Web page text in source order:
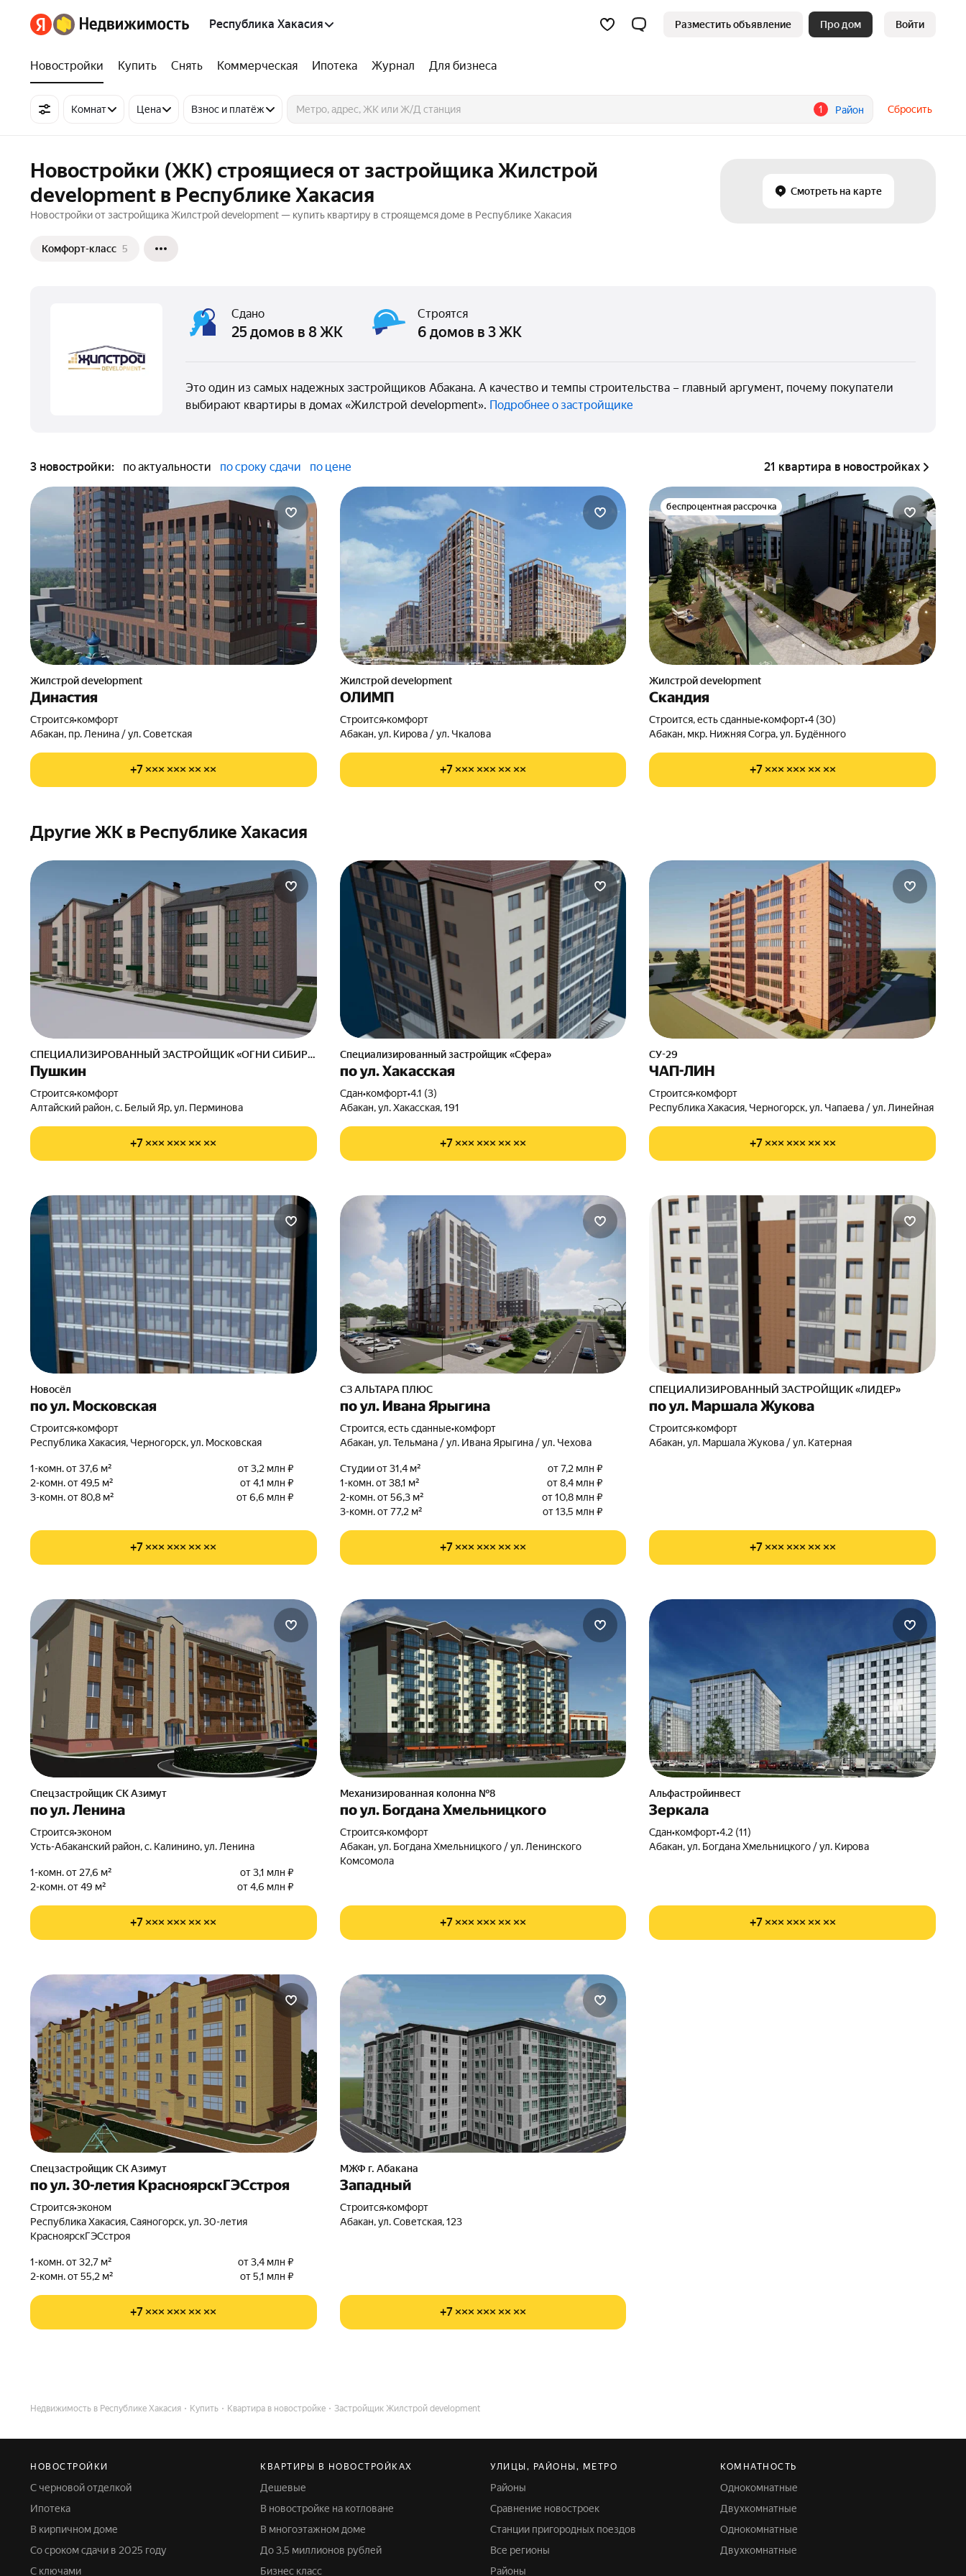
Республика Хакасия Разместить объявление Про дом Войти
Новостройки Купить Снять Коммерческая Ипотека Журнал Для бизнеса
Комнат Цена Взнос и платёж 1 Район Сбросить
Новостройки (ЖК) строящиеся от застройщика Жилстрой
development в Республике Хакасия
Новостройки от застройщика Жилстрой development — купить квартиру в строящемся доме в Республике Хакасия
Комфорт-класс 5
Смотреть на карте
Сдано
25 домов в 8 ЖК
Строятся
6 домов в 3 ЖК
Это один из самых надежных застройщиков Абакана. А качество и темпы строительства – главный аргумент, почему покупатели
выбирают квартиры в домах «Жилстрой development». Подробнее о застройщике
3 новостройки: по актуальности по сроку сдачи по цене 21 квартира в новостройках
Жилстрой development
Династия
Строится•комфорт
Абакан, пр. Ленина / ул. Советская
+7 ××× ××× ×× ××
Жилстрой development
ОЛИМП
Строится•комфорт
Абакан, ул. Кирова / ул. Чкалова
+7 ××× ××× ×× ××
беспроцентная рассрочка
Жилстрой development
Скандия
Строится, есть сданные•комфорт•4 (30)
Абакан, мкр. Нижняя Согра, ул. Будённого
+7 ××× ××× ×× ××
Другие ЖК в Республике Хакасия
СПЕЦИАЛИЗИРОВАННЫЙ ЗАСТРОЙЩИК «ОГНИ СИБИРИ»
Пушкин
Строится•комфорт
Алтайский район, с. Белый Яр, ул. Перминова
+7 ××× ××× ×× ××
Специализированный застройщик «Сфера»
по ул. Хакасская
Сдан•комфорт•4.1 (3)
Абакан, ул. Хакасская, 191
+7 ××× ××× ×× ××
СУ-29
ЧАП-ЛИН
Строится•комфорт
Республика Хакасия, Черногорск, ул. Чапаева / ул. Линейная
+7 ××× ××× ×× ××
Новосёл
по ул. Московская
Строится•комфорт
Республика Хакасия, Черногорск, ул. Московская
1-комн. от 37,6 м²
от 3,2 млн ₽
2-комн. от 49,5 м²
от 4,1 млн ₽
3-комн. от 80,8 м²
от 6,6 млн ₽
+7 ××× ××× ×× ××
СЗ АЛЬТАРА ПЛЮС
по ул. Ивана Ярыгина
Строится, есть сданные•комфорт
Абакан, ул. Тельмана / ул. Ивана Ярыгина / ул. Чехова
Студии от 31,4 м²
от 7,2 млн ₽
1-комн. от 38,1 м²
от 8,4 млн ₽
2-комн. от 56,3 м²
от 10,8 млн ₽
3-комн. от 77,2 м²
от 13,5 млн ₽
+7 ××× ××× ×× ××
СПЕЦИАЛИЗИРОВАННЫЙ ЗАСТРОЙЩИК «ЛИДЕР»
по ул. Маршала Жукова
Строится•комфорт
Абакан, ул. Маршала Жукова / ул. Катерная
+7 ××× ××× ×× ××
Спецзастройщик СК Азимут
по ул. Ленина
Строится•эконом
Усть-Абаканский район, с. Калинино, ул. Ленина
1-комн. от 27,6 м²
от 3,1 млн ₽
2-комн. от 49 м²
от 4,6 млн ₽
+7 ××× ××× ×× ××
Механизированная колонна №8
по ул. Богдана Хмельницкого
Строится•комфорт
Абакан, ул. Богдана Хмельницкого / ул. Ленинского
Комсомола
+7 ××× ××× ×× ××
Альфастройинвест
Зеркала
Сдан•комфорт•4.2 (11)
Абакан, ул. Богдана Хмельницкого / ул. Кирова
+7 ××× ××× ×× ××
Спецзастройщик СК Азимут
по ул. 30-летия КрасноярскГЭСстроя
Строится•эконом
Республика Хакасия, Саяногорск, ул. 30-летия
КрасноярскГЭСстроя
1-комн. от 32,7 м²
от 3,4 млн ₽
2-комн. от 55,2 м²
от 5,1 млн ₽
+7 ××× ××× ×× ××
МЖФ г. Абакана
Западный
Строится•комфорт
Абакан, ул. Советская, 123
+7 ××× ××× ×× ××
Недвижимость в Республике Хакасия Купить Квартира в новостройке Застройщик Жилстрой development
НОВОСТРОЙКИ
С черновой отделкой
Ипотека
В кирпичном доме
Со сроком сдачи в 2025 году
С ключами
КВАРТИРЫ В НОВОСТРОЙКАХ
Дешевые
В новостройке на котловане
В многоэтажном доме
До 3,5 миллионов рублей
Бизнес класс
УЛИЦЫ, РАЙОНЫ, МЕТРО
Районы
Сравнение новостроек
Станции пригородных поездов
Все регионы
Районы
КОМНАТНОСТЬ
Однокомнатные
Двухкомнатные
Однокомнатные
Двухкомнатные